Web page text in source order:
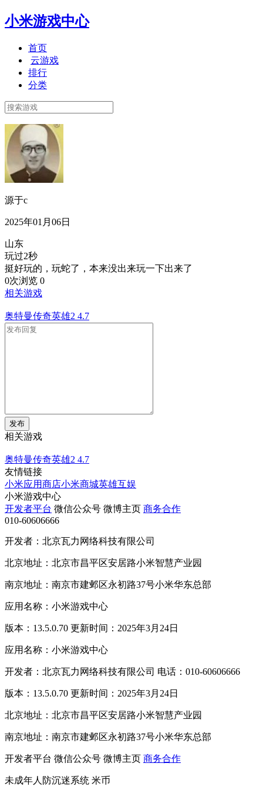
小米游戏中心
首页
云游戏
排行
分类
源于c
2025年01月06日
山东
玩过2秒
挺好玩的，玩蛇了，本来没出来玩一下出来了
0次浏览 0
相关游戏
奥特曼传奇英雄2 4.7
发布
相关游戏
奥特曼传奇英雄2 4.7
友情链接
小米应用商店小米商城英雄互娱
小米游戏中心
开发者平台 微信公众号 微博主页 商务合作
010-60606666
开发者：北京瓦力网络科技有限公司
北京地址：北京市昌平区安居路小米智慧产业园
南京地址：南京市建邺区永初路37号小米华东总部
应用名称：小米游戏中心
版本：13.5.0.70 更新时间：2025年3月24日
应用名称：小米游戏中心
开发者：北京瓦力网络科技有限公司 电话：010-60606666
版本：13.5.0.70 更新时间：2025年3月24日
北京地址：北京市昌平区安居路小米智慧产业园
南京地址：南京市建邺区永初路37号小米华东总部
开发者平台 微信公众号 微博主页 商务合作
未成年人防沉迷系统 米币